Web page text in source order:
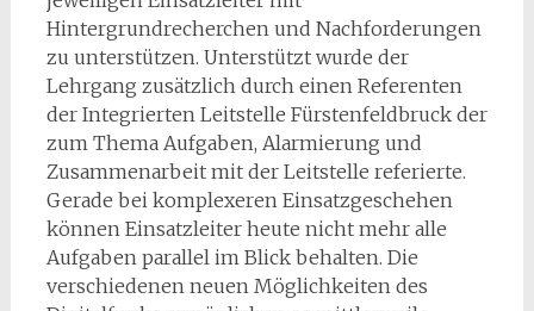
Hintergrundrecherchen und Nachforderungen
zu unterstützen. Unterstützt wurde der
Lehrgang zusätzlich durch einen Referenten
der Integrierten Leitstelle Fürstenfeldbruck der
zum Thema Aufgaben, Alarmierung und
Zusammenarbeit mit der Leitstelle referierte.
Gerade bei komplexeren Einsatzgeschehen
können Einsatzleiter heute nicht mehr alle
Aufgaben parallel im Blick behalten. Die
verschiedenen neuen Möglichkeiten des